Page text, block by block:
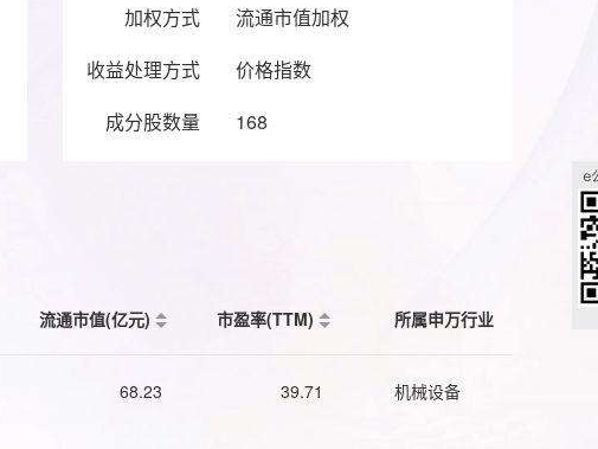
加权方式
流通市值加权
收益处理方式
价格指数
成分股数量
168
流通市值(亿元) 市盈率(TTM) 所属申万行业
68.23 39.71 机械设备